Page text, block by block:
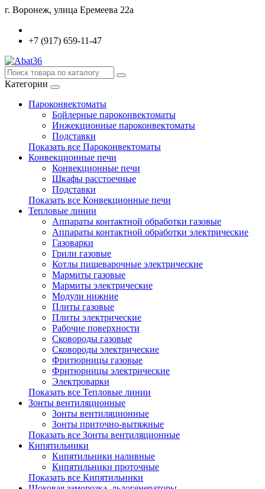
г. Воронеж, улица Еремеева 22а
+7 (917) 659-11-47
Категории
Пароконвектоматы
Бойлерные пароконвектоматы
Инжекционные пароконвектоматы
Подставки
Показать все Пароконвектоматы
Конвекционные печи
Конвекционные печи
Шкафы расстоечные
Подставки
Показать все Конвекционные печи
Тепловые линии
Аппараты контактной обработки газовые
Аппараты контактной обработки электрические
Газоварки
Грили газовые
Котлы пищеварочные электрические
Мармиты газовые
Мармиты электрические
Модули нижние
Плиты газовые
Плиты электрические
Рабочие поверхности
Сковороды газовые
Сковороды электрические
Фритюрницы газовые
Фритюрницы электрические
Электроварки
Показать все Тепловые линии
Зонты вентиляционные
Зонты вентиляционные
Зонты приточно-вытяжные
Показать все Зонты вентиляционные
Кипятильники
Кипятильники наливные
Кипятильники проточные
Показать все Кипятильники